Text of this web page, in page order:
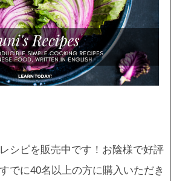
シピを販売中です！お陰様で好評
でに40名以上の方に購入いただき